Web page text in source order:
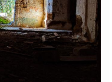
PUBBLICITÀ CONTATTI